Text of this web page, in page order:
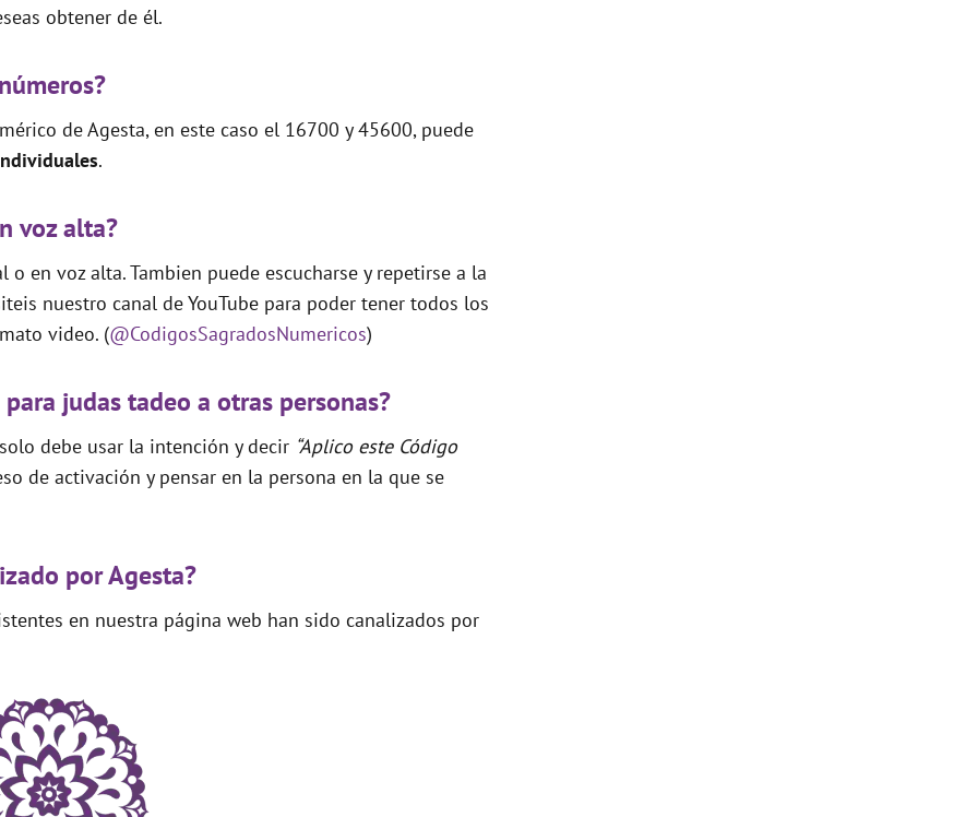
obtener de él.
de Agesta, en este caso el 16700 y 45600, puede
.
voz alta?
en voz alta. Tambien puede escucharse y repetirse a la
nuestro canal de YouTube para poder tener todos los
video. (@CodigosSagradosNumericos)
judas tadeo a otras personas?
debe usar la intención y decir “Aplico este Código
de activación y pensar en la persona en la que se
por Agesta?
en nuestra página web han sido canalizados por